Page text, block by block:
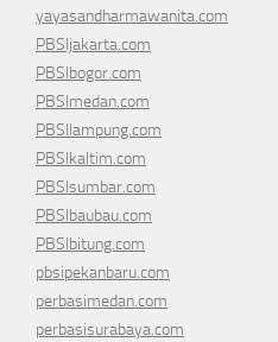
yayasandharmawanita.com
PBSIjakarta.com
PBSIbogor.com
PBSImedan.com
PBSIlampung.com
PBSIkaltim.com
PBSIsumbar.com
PBSIbaubau.com
PBSIbitung.com
pbsipekanbaru.com
perbasimedan.com
perbasisurabaya.com